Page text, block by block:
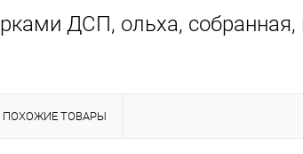
ДСП, ольха,
ПОХОЖИЕ ТОВАРЫ